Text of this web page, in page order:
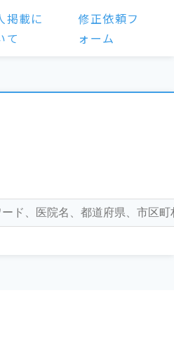
掲載に
て
修正依頼フ
ォーム